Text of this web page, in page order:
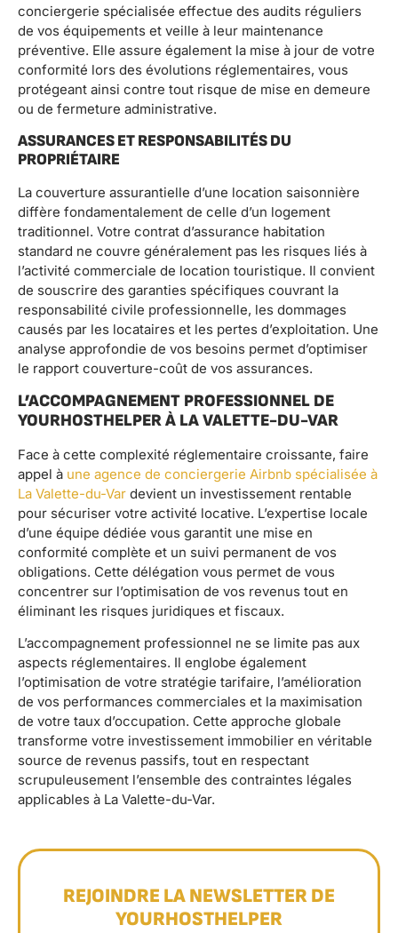
conciergerie spécialisée effectue des audits réguliers
de vos équipements et veille à leur maintenance
préventive. Elle assure également la mise à jour de votre
conformité lors des évolutions réglementaires, vous
protégeant ainsi contre tout risque de mise en demeure
ou de fermeture administrative.
ASSURANCES ET RESPONSABILITÉS DU
PROPRIÉTAIRE
La couverture assurantielle d’une location saisonnière
diffère fondamentalement de celle d’un logement
traditionnel. Votre contrat d’assurance habitation
standard ne couvre généralement pas les risques liés à
l’activité commerciale de location touristique. Il convient
de souscrire des garanties spécifiques couvrant la
responsabilité civile professionnelle, les dommages
causés par les locataires et les pertes d’exploitation. Une
analyse approfondie de vos besoins permet d’optimiser
le rapport couverture-coût de vos assurances.
L’ACCOMPAGNEMENT PROFESSIONNEL DE
YOURHOSTHELPER À LA VALETTE-DU-VAR
Face à cette complexité réglementaire croissante, faire
appel à une agence de conciergerie Airbnb spécialisée à
La Valette-du-Var devient un investissement rentable
pour sécuriser votre activité locative. L’expertise locale
d’une équipe dédiée vous garantit une mise en
conformité complète et un suivi permanent de vos
obligations. Cette délégation vous permet de vous
concentrer sur l’optimisation de vos revenus tout en
éliminant les risques juridiques et fiscaux.
L’accompagnement professionnel ne se limite pas aux
aspects réglementaires. Il englobe également
l’optimisation de votre stratégie tarifaire, l’amélioration
de vos performances commerciales et la maximisation
de votre taux d’occupation. Cette approche globale
transforme votre investissement immobilier en véritable
source de revenus passifs, tout en respectant
scrupuleusement l’ensemble des contraintes légales
applicables à La Valette-du-Var.
REJOINDRE LA NEWSLETTER DE
YOURHOSTHELPER